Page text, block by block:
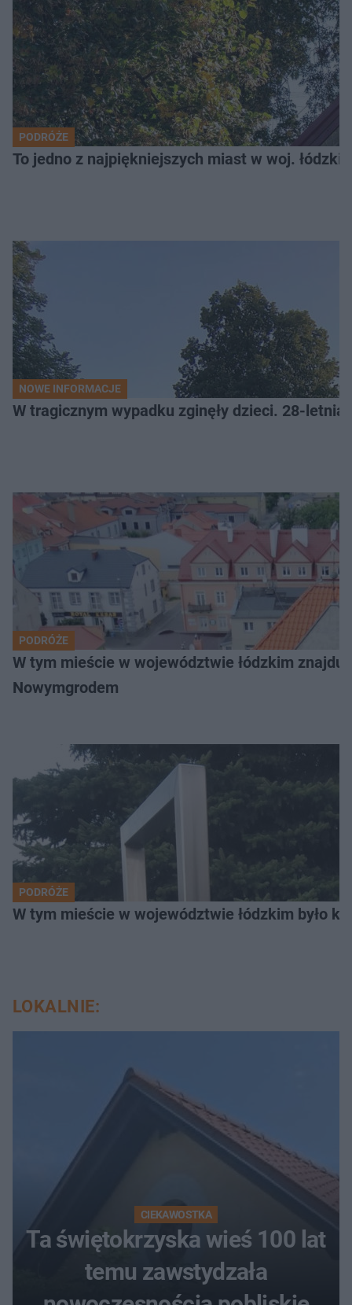
PODRÓŻE
To jedno z najpiękniejszych miast w woj.
NOWE INFORMACJE
W tragicznym wypadku zginęły dzieci. 28-
PODRÓŻE
W tym mieście w województwie łódzkim
Nowymgrodem
PODRÓŻE
W tym mieście w województwie łódzkim było
LOKALNIE:
CIEKAWOSTKA
Ta świętokrzyska wieś 100 lat
temu zawstydzała